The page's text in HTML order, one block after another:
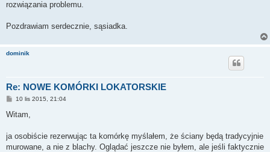
rozwiązania problemu.
Pozdrawiam serdecznie, sąsiadka.
dominik
Re: NOWE KOMÓRKI LOKATORSKIE
P
s
10 lis 2015, 21:04
Witam,
ja osobiście rezerwując ta komórkę myślałem, że ściany będą tradycyjnie
murowane, a nie z blachy. Oglądać jeszcze nie byłem, ale jeśli faktycznie